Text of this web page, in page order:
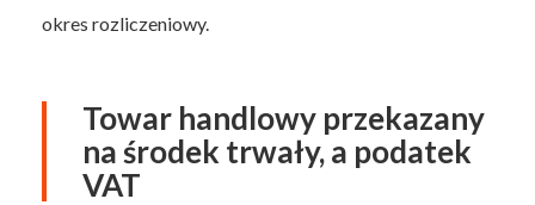
okres rozliczeniowy.
Towar handlowy przekazany
na środek trwały, a podatek
VAT